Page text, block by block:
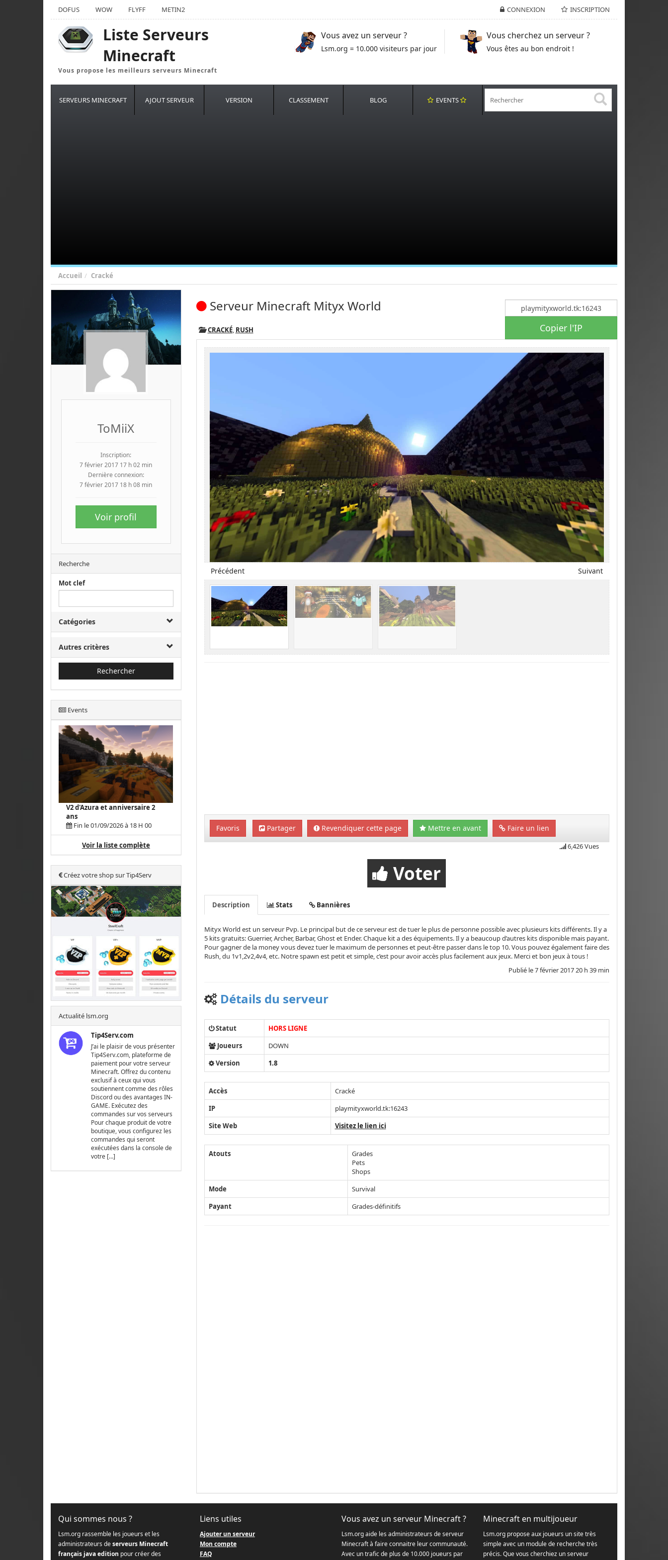
CONNEXION INSCRIPTION
DOFUS WOW FLYFF METIN2
Liste Serveurs
Minecraft
Vous propose les meilleurs serveurs Minecraft
Vous avez un serveur ?
Lsm.org = 10.000 visiteurs par jour
Vous cherchez un serveur ?
Vous êtes au bon endroit !
SERVEURS MINECRAFT AJOUT SERVEUR VERSION CLASSEMENT BLOG EVENTS
Accueil Cracké
ToMiiX
Inscription:
7 février 2017 17 h 02 min
Dernière connexion:
7 février 2017 18 h 08 min
Voir profil
Recherche
Mot clef
Catégories
Autres critères
Rechercher
Events
V2 d'Azura et anniversaire 2
ans
Fin le 01/09/2026 à 18 H 00
Voir la liste complète
Créez votre shop sur Tip4Serv
Actualité lsm.org
Tip4Serv.com
J’ai le plaisir de vous présenter
Tip4Serv.com, plateforme de
paiement pour votre serveur
Minecraft. Offrez du contenu
exclusif à ceux qui vous
soutiennent comme des rôles
Discord ou des avantages IN-
GAME. Exécutez des
commandes sur vos serveurs
Pour chaque produit de votre
boutique, vous configurez les
commandes qui seront
exécutées dans la console de
votre […]
Copier l'IP
Serveur Minecraft Mityx World
CRACKÉ, RUSH
Précédent Suivant
Favoris Partager Revendiquer cette page Mettre en avant Faire un lien
6,426 Vues
Voter
Description Stats Bannières
Mityx World est un serveur Pvp. Le principal but de ce serveur est de tuer le plus de personne possible avec plusieurs kits différents. Il y a
5 kits gratuits: Guerrier, Archer, Barbar, Ghost et Ender. Chaque kit a des équipements. Il y a beaucoup d’autres kits disponible mais payant.
Pour gagner de la money vous devez tuer le maximum de personnes et peut-être passer dans le top 10. Vous pouvez également faire des
Rush, du 1v1,2v2,4v4, etc. Notre spawn est petit et simple, c’est pour avoir accès plus facilement aux jeux. Merci et bon jeux à tous !
Publié le7 février 2017 20 h 39 min
Détails du serveur
Statut
HORS LIGNE
Joueurs
DOWN
Version
1.8
Accès
Cracké
IP
playmityxworld.tk:16243
Site Web
Visitez le lien ici
Atouts
Grades
Pets
Shops
Mode
Survival
Payant
Grades-définitifs
Qui sommes nous ?
Lsm.org rassemble les joueurs et les
administrateurs deserveurs Minecraft
français java edition pour créer des
Liens utiles
Ajouter un serveur
Mon compte
FAQ
Vous avez un serveur Minecraft ?
Lsm.org aide les administrateurs de serveur
Minecraft à faire connaitre leur communauté.
Avec un trafic de plus de 10.000 joueurs par
Minecraft en multijoueur
Lsm.org propose aux joueurs un site très
simple avec un module de recherche très
précis. Que vous cherchiez un serveur